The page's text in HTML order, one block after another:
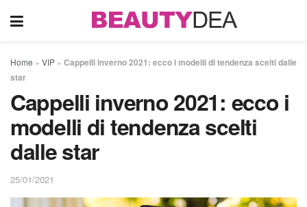
Home » VIP » Cappelli inverno 2021: ecco i modelli di tendenza scelti dalle
star
Cappelli inverno 2021: ecco i
modelli di tendenza scelti
dalle star
25/01/2021